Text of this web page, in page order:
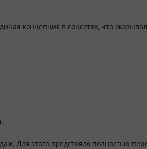
концепция в соцсетях, что
Для этого предстояло полностью